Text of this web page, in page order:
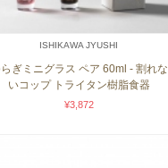
ISHIKAWA JYUSHI
ぎミニグラス ペア 60ml - 割れな
いコップ トライタン樹脂食器
¥3,872